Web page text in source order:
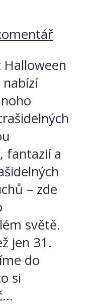
Halloween
fantazií a
– zde
světě.
jen 31.
do
si